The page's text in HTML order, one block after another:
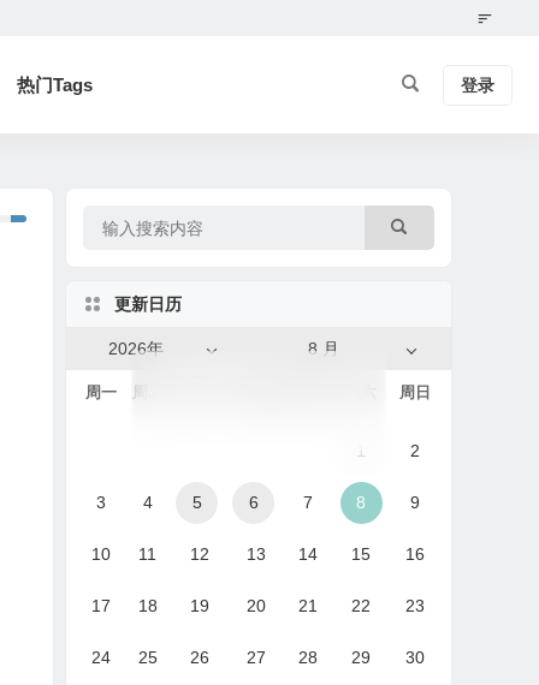
热门Tags 登录
更新日历
8 月
2026年
周一 周二 周日
1 2
3 4 5 6 7 8 9
10 11 12 13 14 15 16
17 18 19 20 21 22 23
24 25 26 27 28 29 30